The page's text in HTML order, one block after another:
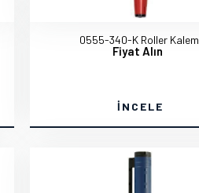
0555-340-K Roller Kalem
Fiyat Alın
İNCELE